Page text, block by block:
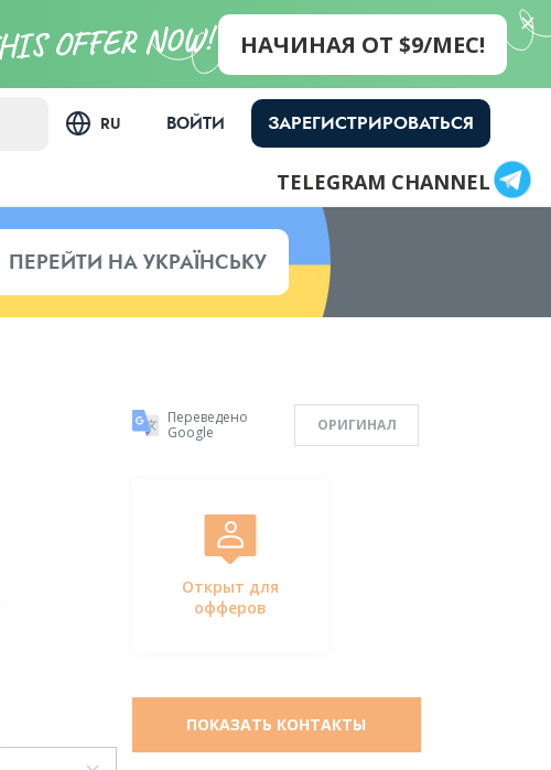
НАЧИНАЯ ОТ $9/МЕС!
RU ВОЙТИ ЗАРЕГИСТРИРОВАТЬСЯ
TELEGRAM CHANNEL
ПЕРЕЙТИ НА УКРАЇНСЬКУ
Переведено
Google
ОРИГИНАЛ
Открыт для
офферов
ПОКАЗАТЬ КОНТАКТЫ